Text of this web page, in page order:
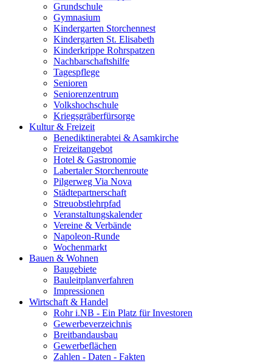
Grundschule
Gymnasium
Kindergarten Storchennest
Kindergarten St. Elisabeth
Kinderkrippe Rohrspatzen
Nachbarschaftshilfe
Tagespflege
Senioren
Seniorenzentrum
Volkshochschule
Kriegsgräberfürsorge
Kultur & Freizeit
Benediktinerabtei & Asamkirche
Freizeitangebot
Hotel & Gastronomie
Labertaler Storchenroute
Pilgerweg Via Nova
Städtepartnerschaft
Streuobstlehrpfad
Veranstaltungskalender
Vereine & Verbände
Napoleon-Runde
Wochenmarkt
Bauen & Wohnen
Baugebiete
Bauleitplanverfahren
Impressionen
Wirtschaft & Handel
Rohr i.NB - Ein Platz für Investoren
Gewerbeverzeichnis
Breitbandausbau
Gewerbeflächen
Zahlen - Daten - Fakten